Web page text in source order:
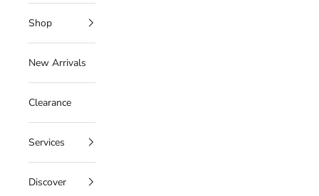
Shop
New Arrivals
Clearance
Services
Discover